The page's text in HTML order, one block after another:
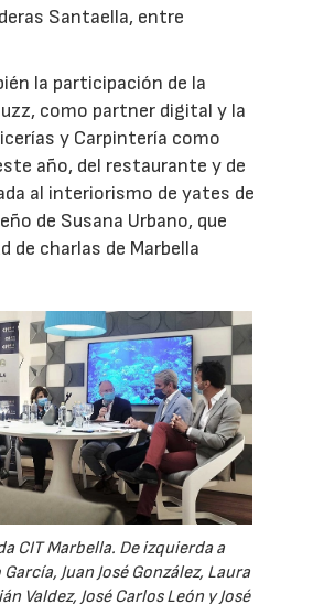
Santaella, entre
la participación de la
como partner digital y la
y Carpintería como
año, del restaurante y de
al interiorismo de yates de
de Susana Urbano, que
de charlas de Marbella
CIT Marbella. De izquierda a
Juan José González, Laura
Valdez, José Carlos León y José